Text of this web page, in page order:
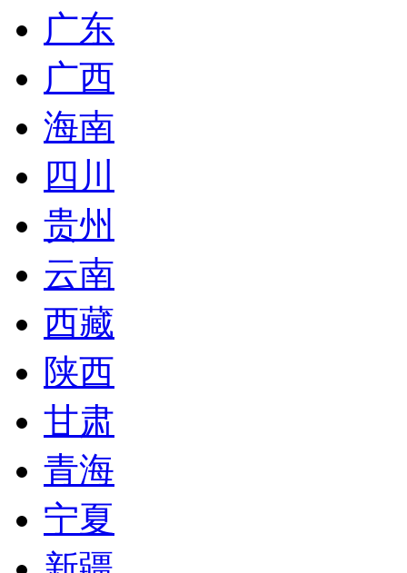
广东
广西
海南
四川
贵州
云南
西藏
陕西
甘肃
青海
宁夏